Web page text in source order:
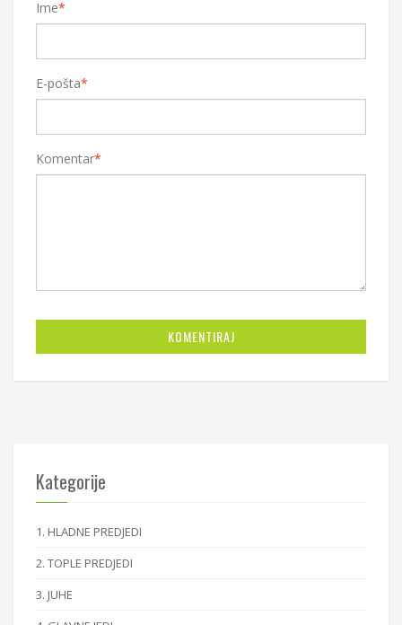
Ime*
E-pošta*
Komentar*
KOMENTIRAJ
Kategorije
1. HLADNE PREDJEDI
2. TOPLE PREDJEDI
3. JUHE